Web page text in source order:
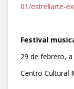
01/estrellarte-
Festival
29 de febrero, a
Centro Cultural